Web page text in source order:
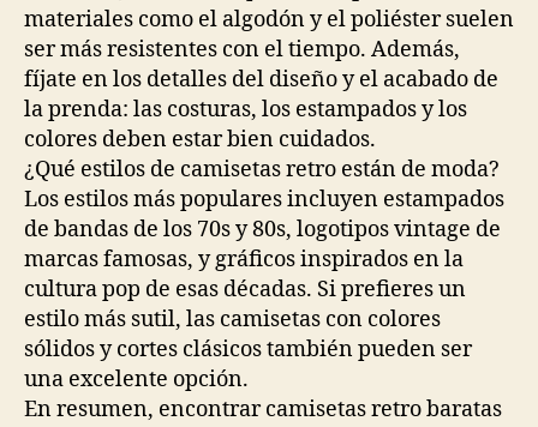
materiales como el algodón y el poliéster suelen
ser más resistentes con el tiempo. Además,
fíjate en los detalles del diseño y el acabado de
la prenda: las costuras, los estampados y los
colores deben estar bien cuidados.
¿Qué estilos de camisetas retro están de moda?
Los estilos más populares incluyen estampados
de bandas de los 70s y 80s, logotipos vintage de
marcas famosas, y gráficos inspirados en la
cultura pop de esas décadas. Si prefieres un
estilo más sutil, las camisetas con colores
sólidos y cortes clásicos también pueden ser
una excelente opción.
En resumen, encontrar camisetas retro baratas